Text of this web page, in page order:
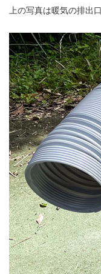
上の写真は暖気の排出